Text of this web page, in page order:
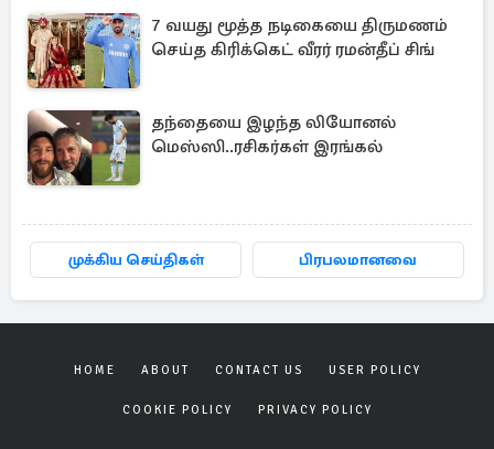
7 வயது மூத்த நடிகையை திருமணம்
செய்த கிரிக்கெட் வீரர் ரமன்தீப் சிங்
தந்தையை இழந்த லியோனல்
மெஸ்ஸி..ரசிகர்கள் இரங்கல்
முக்கிய செய்திகள் பிரபலமானவை
HOME ABOUT CONTACT US USER POLICY
COOKIE POLICY PRIVACY POLICY